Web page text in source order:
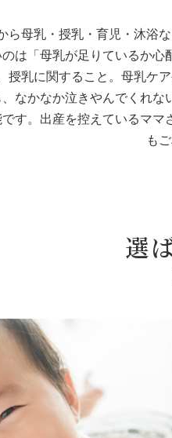
ら母乳・授乳・育児・沐浴
は「母乳が足りているか
授乳に関すること。 母乳ケ
なかなか泣きやんでくれ
す。出産を控えているマ
も
選